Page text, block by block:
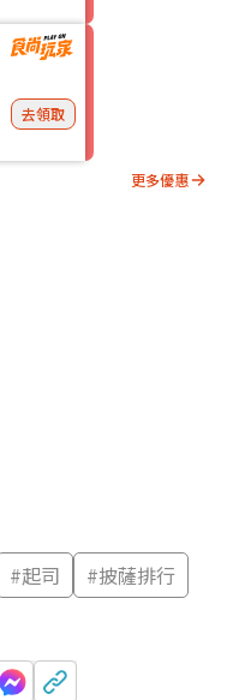
去領取
更多優惠
#起司 #披薩排行